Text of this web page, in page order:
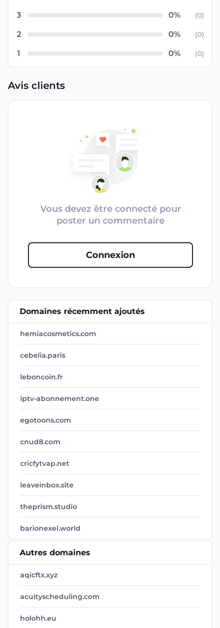
3 (0)
2 (0)
1 (0)
Avis clients
Vous devez être connecté pour
poster un commentaire
Connexion
Domaines récemment ajoutés
hemiacosmetics.com
cebelia.paris
leboncoin.fr
iptv-abonnement.one
egotoons.com
cnud8.com
cricfytvap.net
leaveinbox.site
theprism.studio
barionexel.world
Autres domaines
aqicftx.xyz
acuityscheduling.com
holohh.eu